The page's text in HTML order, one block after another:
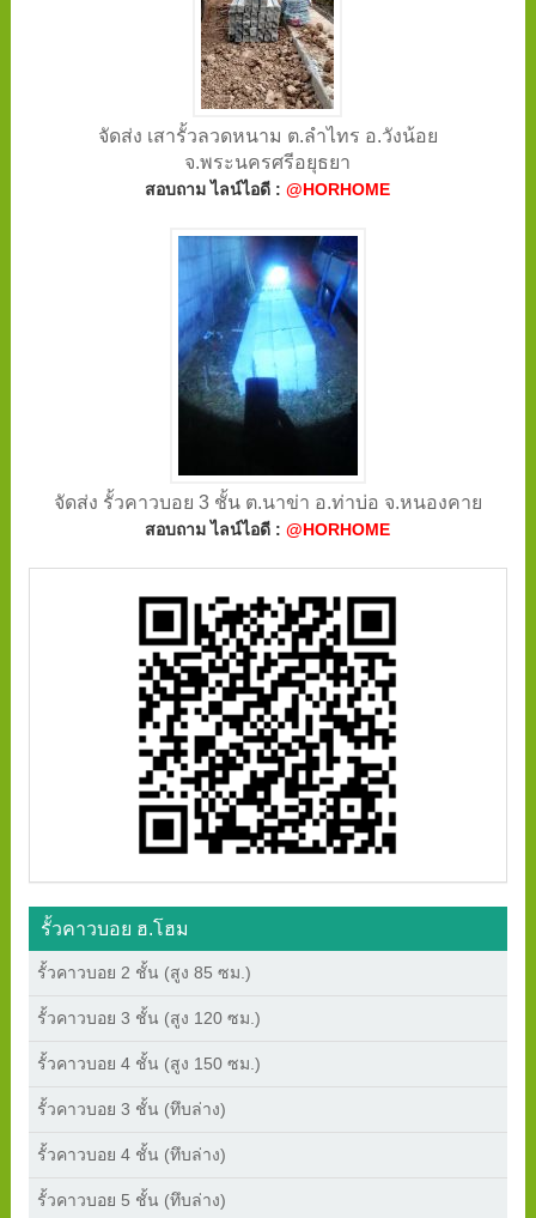
จัดส่ง เสารั้วลวดหนาม ต.ลำไทร อ.วังน้อย
จ.พระนครศรีอยุธยา
สอบถาม ไลน์ไอดี :@HORHOME
จัดส่ง รั้วคาวบอย 3 ชั้น ต.นาข่า อ.ท่าบ่อ จ.หนองคาย
สอบถาม ไลน์ไอดี :@HORHOME
รั้วคาวบอย ฮ.โฮม
รั้วคาวบอย 2 ชั้น (สูง 85 ซม.)
รั้วคาวบอย 3 ชั้น (สูง 120 ซม.)
รั้วคาวบอย 4 ชั้น (สูง 150 ซม.)
รั้วคาวบอย 3 ชั้น (ทึบล่าง)
รั้วคาวบอย 4 ชั้น (ทึบล่าง)
รั้วคาวบอย 5 ชั้น (ทึบล่าง)